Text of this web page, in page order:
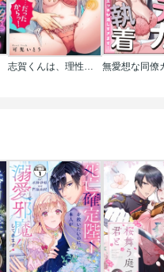
志賀くんは、理性の限界…だったからっ！